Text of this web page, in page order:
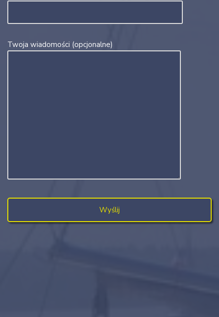
Twoja wiadomości (opcjonalne)